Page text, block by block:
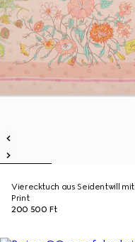
Vierecktuch aus Seidentwill mit
Print
200 500 Ft